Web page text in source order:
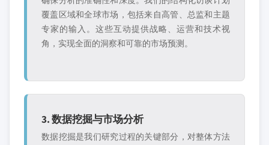
覆盖区域和全球市场，包括来自高管、总监和主题
专家的输入。这些互动提供战略、运营和技术视
角，实现全面的洞察和可靠的市场预测。
3. 数据挖掘与市场分析
数据挖掘是我们研究过程的关键部分，对整体方法